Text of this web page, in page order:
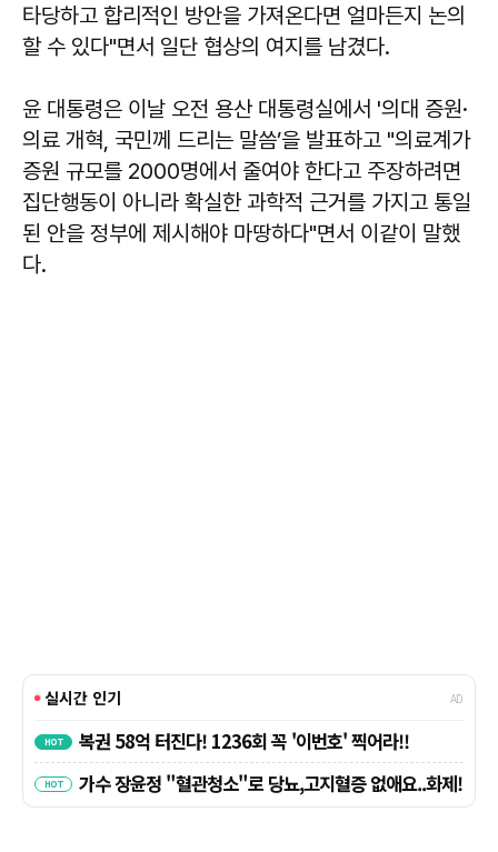
타당하고 합리적인 방안을 가져온다면 얼마든지 논의
할 수 있다"면서 일단 협상의 여지를 남겼다.
윤 대통령은 이날 오전 용산 대통령실에서 '의대 증원·
의료 개혁, 국민께 드리는 말씀’을 발표하고 "의료계가
증원 규모를 2000명에서 줄여야 한다고 주장하려면
집단행동이 아니라 확실한 과학적 근거를 가지고 통일
된 안을 정부에 제시해야 마땅하다"면서 이같이 말했
다.